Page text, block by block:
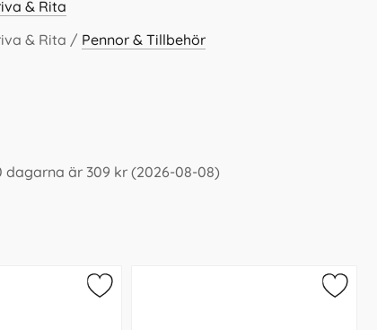
& Rita
& Rita / Pennor & Tillbehör
dagarna är 309 kr (2026-08-08)